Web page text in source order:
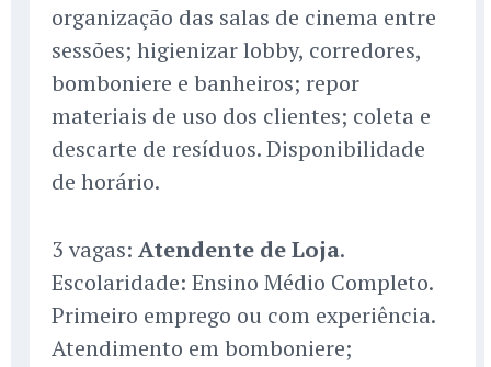
organização das salas de cinema entre
sessões; higienizar lobby, corredores,
bomboniere e banheiros; repor
materiais de uso dos clientes; coleta e
descarte de resíduos. Disponibilidade
de horário.
3 vagas: Atendente de Loja.
Escolaridade: Ensino Médio Completo.
Primeiro emprego ou com experiência.
Atendimento em bomboniere;